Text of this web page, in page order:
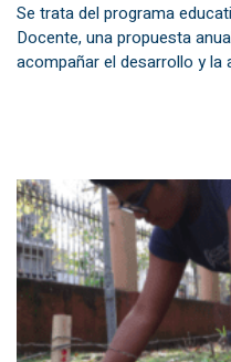
Se trata del programa
Docente, una propuesta
acompañar el desarrollo y la